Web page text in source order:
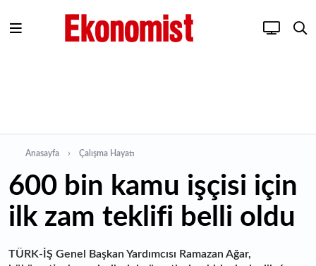
Anasayfa Çalışma Hayatı
600 bin kamu işçisi için
ilk zam teklifi belli oldu
TÜRK-İŞ Genel Başkan Yardımcısı Ramazan Ağar,